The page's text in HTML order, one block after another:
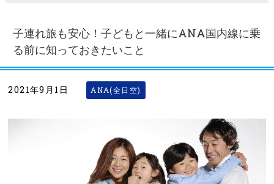
子連れ旅も安心！子どもと一緒にANA国内線に乗
る前に知っておきたいこと
2021年9月1日 ANA(全日空)